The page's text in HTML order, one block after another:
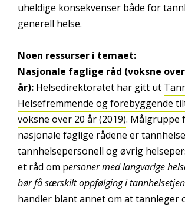
uheldige konsekvenser både for
generell helse.
Noen ressurser i temaet:
Nasjonale faglige råd (voksne
år): Helsedirektoratet har gitt ut
Helsefremmende og forebyggende
voksne over 20 år (2019). Målgruppe
nasjonale faglige rådene er
tannhelsepersonell og øvrig
et råd om personer med langvarige
bør få særskilt oppfølging i
handler blant annet om at tannleger